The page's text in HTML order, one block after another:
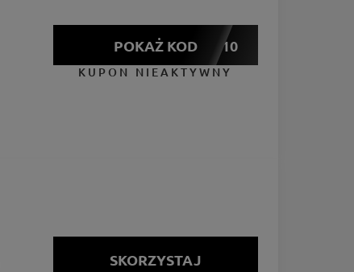
POKAŻ KODOLIMP10
KUPON NIEAKTYWNY
SKORZYSTAJ